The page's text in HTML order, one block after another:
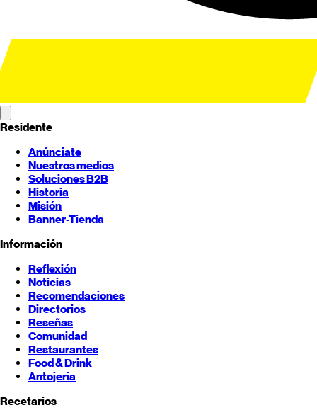
Residente
Anúnciate
Nuestros medios
Soluciones B2B
Historia
Misión
Banner-Tienda
Información
Reflexión
Noticias
Recomendaciones
Directorios
Reseñas
Comunidad
Restaurantes
Food & Drink
Antojeria
Recetarios